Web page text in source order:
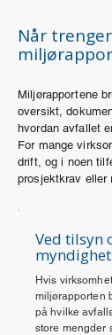
Når
Miljørapportene
oversikt,
hvordan avfallet
For mange
drift, og i noen
prosjektkrav eller
Ved tilsyn
Hvis
miljørapporten
på hvilke
store mengder